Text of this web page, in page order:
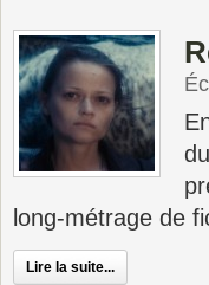
long-métrage de
Lire la suite...